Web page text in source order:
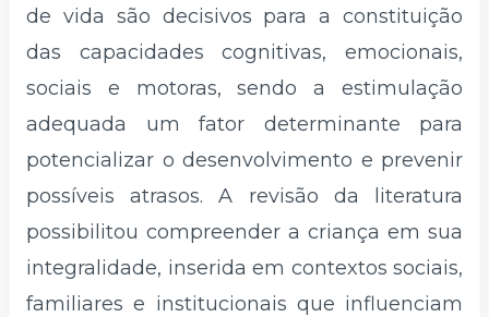
de vida são decisivos para a constituição
das capacidades cognitivas, emocionais,
sociais e motoras, sendo a estimulação
adequada um fator determinante para
potencializar o desenvolvimento e prevenir
possíveis atrasos. A revisão da literatura
possibilitou compreender a criança em sua
integralidade, inserida em contextos sociais,
familiares e institucionais que influenciam